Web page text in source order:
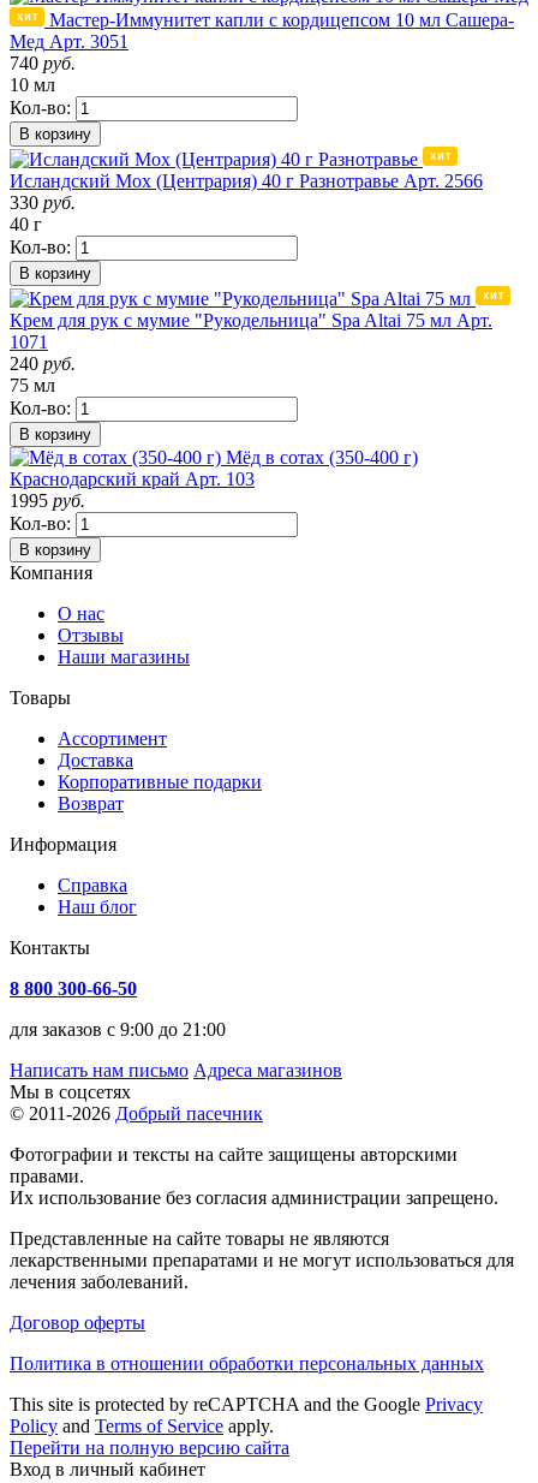
Мастер-Иммунитет капли с кордицепсом 10 мл Сашера-
Мед Арт. 3051
740 руб.
10 мл
Кол-во:
В корзину
Исландский Мох (Центрария) 40 г Разнотравье Арт. 2566
330 руб.
40 г
Кол-во:
В корзину
Крем для рук с мумие "Рукодельница" Spa Altai 75 мл Арт.
1071
240 руб.
75 мл
Кол-во:
В корзину
Мёд в сотах (350-400 г)
Краснодарский край Арт. 103
1995 руб.
Кол-во:
В корзину
Компания
О нас
Отзывы
Наши магазины
Товары
Ассортимент
Доставка
Корпоративные подарки
Возврат
Информация
Справка
Наш блог
Контакты
8 800 300-66-50
для заказов с 9:00 до 21:00
Написать нам письмо Адреса магазинов
Мы в соцсетях
© 2011-2026 Добрый пасечник
Фотографии и тексты на сайте защищены авторскими
правами.
Их использование без согласия администрации запрещено.
Представленные на сайте товары не являются
лекарственными препаратами и не могут использоваться для
лечения заболеваний.
Договор оферты
Политика в отношении обработки персональных данных
This site is protected by reCAPTCHA and the Google Privacy
Policy and Terms of Service apply.
Перейти на полную версию сайта
Вход в личный кабинет